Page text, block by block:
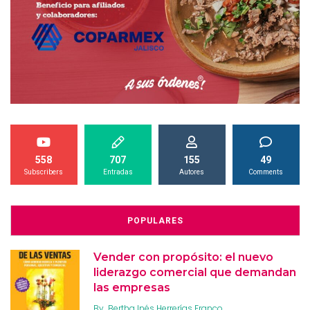
558
Subscribers
707
Entradas
155
Autores
49
Comments
POPULARES
Vender con propósito: el nuevo
liderazgo comercial que demandan
las empresas